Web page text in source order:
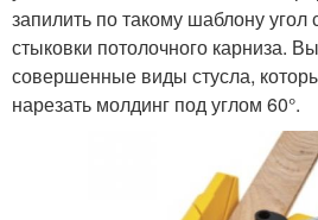
запилить по такому шаблону угол
стыковки потолочного карниза.
совершенные виды стусла,
нарезать молдинг под углом 60°.